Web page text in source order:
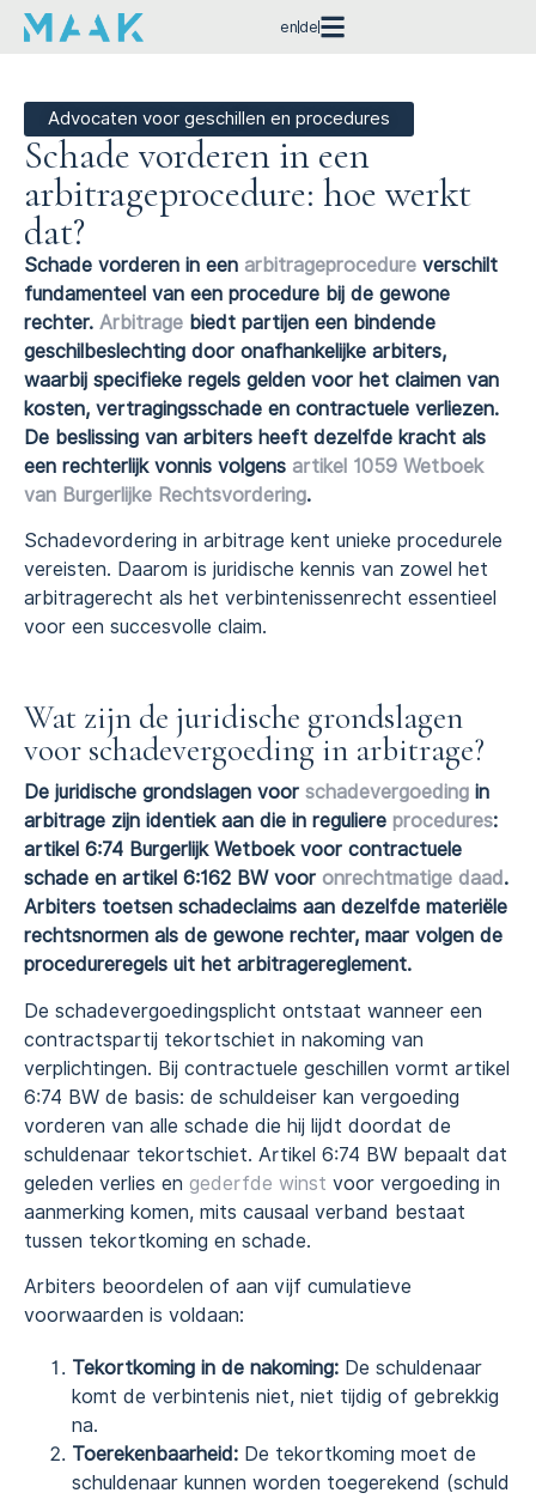
en de
Advocaten voor geschillen en procedures
Schade vorderen in een
arbitrageprocedure: hoe werkt
dat?
Schade vorderen in een arbitrageprocedure verschilt
fundamenteel van een procedure bij de gewone
rechter. Arbitrage biedt partijen een bindende
geschilbeslechting door onafhankelijke arbiters,
waarbij specifieke regels gelden voor het claimen van
kosten, vertragingsschade en contractuele verliezen.
De beslissing van arbiters heeft dezelfde kracht als
een rechterlijk vonnis volgens artikel 1059 Wetboek
van Burgerlijke Rechtsvordering.
Schadevordering in arbitrage kent unieke procedurele
vereisten. Daarom is juridische kennis van zowel het
arbitragerecht als het verbintenissenrecht essentieel
voor een succesvolle claim.
Wat zijn de juridische grondslagen
voor schadevergoeding in arbitrage?
De juridische grondslagen voor schadevergoeding in
arbitrage zijn identiek aan die in reguliere procedures:
artikel 6:74 Burgerlijk Wetboek voor contractuele
schade en artikel 6:162 BW voor onrechtmatige daad .
Arbiters toetsen schadeclaims aan dezelfde materiële
rechtsnormen als de gewone rechter, maar volgen de
procedureregels uit het arbitragereglement.
De schadevergoedingsplicht ontstaat wanneer een
contractspartij tekortschiet in nakoming van
verplichtingen. Bij contractuele geschillen vormt artikel
6:74 BW de basis: de schuldeiser kan vergoeding
vorderen van alle schade die hij lijdt doordat de
schuldenaar tekortschiet. Artikel 6:74 BW bepaalt dat
geleden verlies en gederfde winst voor vergoeding in
aanmerking komen, mits causaal verband bestaat
tussen tekortkoming en schade.
Arbiters beoordelen of aan vijf cumulatieve
voorwaarden is voldaan:
Tekortkoming in de nakoming: De schuldenaar
komt de verbintenis niet, niet tijdig of gebrekkig
na.
Toerekenbaarheid: De tekortkoming moet de
schuldenaar kunnen worden toegerekend (schuld